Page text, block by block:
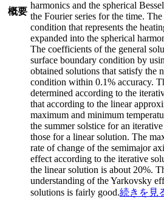
概要
harmonics and the spherical
the Fourier series for the time.
condition that represents the
expanded into the spherical
The coefficients of the general
surface boundary condition by
obtained solutions that satisfy the
condition within 0.1% accuracy.
determined according to the
that according to the linear
maximum and minimum
the summer solstice for an
those for a linear solution. The
rate of change of the semimajor
effect according to the iterative
the linear solution is about 20%.
understanding of the Yarkovsky
solutions is fairly good.続きを見